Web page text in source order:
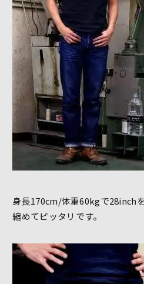
身長170cm/体重60kgで28inch
縮めてピッタリです。